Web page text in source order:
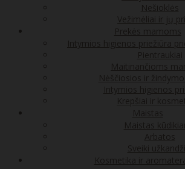
Nešioklės
Vežimėliai ir jų
Prekės mamoms
Intymios higienos priežiūra
Pientraukiai
Maitinančioms
Nėščiosios ir žindymo
Intymios higienos
Krepšiai ir
Maistas
Maistas
Arbatos
Sveiki
Kosmetika ir